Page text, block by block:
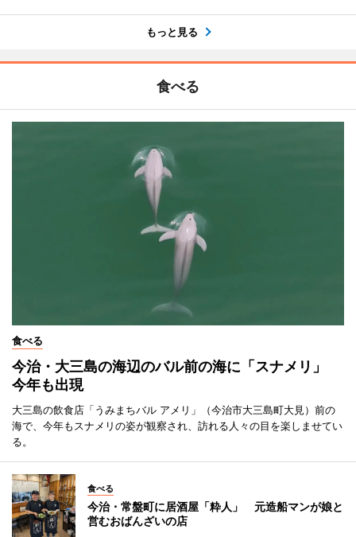
もっと見る
食べる
食べる
今治・大三島の海辺のバル前の海に「スナメリ」
今年も出現
大三島の飲食店「うみまちバル アメリ」（今治市大三島町大見）前の
海で、今年もスナメリの姿が観察され、訪れる人々の目を楽しませてい
る。
食べる
今治・常盤町に居酒屋「粋人」 元造船マンが娘と
営むおばんざいの店